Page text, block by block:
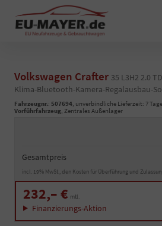
Volkswagen Crafter 35 L3H2 2.0
Klima-Bluetooth-Kamera-Regalausbau-
Fahrzeugnr.: 507694, unverbindliche Lieferzeit: 7 Tage
Vorführfahrzeug, Zentrales Außenlager
Gesamtpreis
incl. 19% MwSt., den Kosten für Überführung und
232,– € mtl.
Finanzierungs-Aktion